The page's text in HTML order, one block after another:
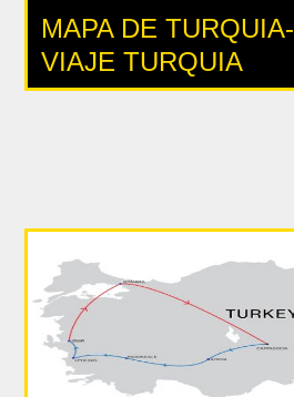
MAPA DE TURQUIA-
VIAJE TURQUIA